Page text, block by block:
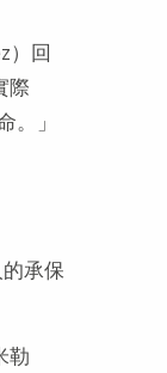
）回
際
」
承保
勒